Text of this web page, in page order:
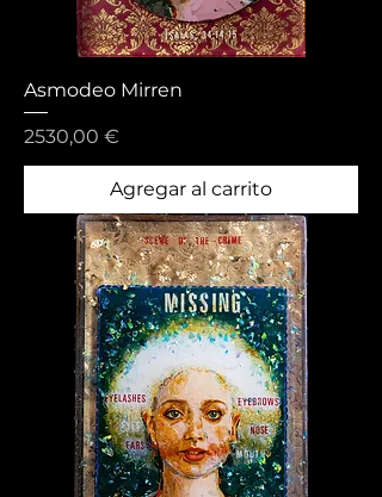
Asmodeo Mirren
Precio
2530,00 €
Agregar al carrito